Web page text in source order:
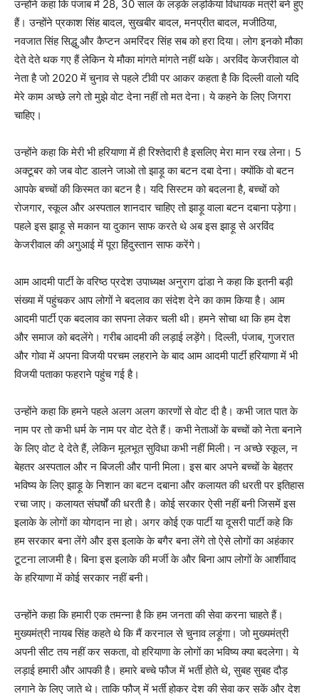
उन्होंने कहा कि पंजाब में 28, 30 साल के लड़के लड़किया विधायक मंत्री बने हुए
हैं। उन्होंने प्रकाश सिंह बादल, सुखबीर बादल, मनप्रीत बादल, मजीठिया,
नवजात सिंह सिद्धु और कैप्टन अमरिंदर सिंह सब को हरा दिया। लोग इनको मौका
देते देते थक गए हैं लेकिन ये मौका मांगते मांगते नहीं थके। अरविंद केजरीवाल वो
नेता है जो 2020 में चुनाव से पहले टीवी पर आकर कहता है कि दिल्ली वालो यदि
मेरे काम अच्छे लगे तो मुझे वोट देना नहीं तो मत देना। ये कहने के लिए जिगरा
चाहिए।
उन्होंने कहा कि मेरी भी हरियाणा में ही रिश्तेदारी है इसलिए मेरा मान रख लेना। 5
अक्टूबर को जब वोट डालने जाओ तो झाड़ू का बटन दबा देना। क्योंकि वो बटन
आपके बच्चों की किस्मत का बटन है। यदि सिस्टम को बदलना है, बच्चों को
रोजगार, स्कूल और अस्पताल शानदार चाहिए तो झाड़ू वाला बटन दबाना पड़ेगा।
पहले इस झाड़ू से मकान या दुकान साफ करते थे अब इस झाड़ू से अरविंद
केजरीवाल की अगुआई में पूरा हिंदुस्तान साफ करेंगे।
आम आदमी पार्टी के वरिष्ठ प्रदेश उपाध्यक्ष अनुराग ढांडा ने कहा कि इतनी बड़ी
संख्या में पहुंचकर आप लोगों ने बदलाव का संदेश देने का काम किया है। आम
आदमी पार्टी एक बदलाव का सपना लेकर चली थी। हमने सोचा था कि हम देश
और समाज को बदलेंगे। गरीब आदमी की लड़ाई लड़ेंगे। दिल्ली, पंजाब, गुजरात
और गोवा में अपना विजयी परचम लहराने के बाद आम आदमी पार्टी हरियाणा में भी
विजयी पताका फहराने पहुंच गई है।
उन्होंने कहा कि हमने पहले अलग अलग कारणों से वोट दी है। कभी जात पात के
नाम पर तो कभी धर्म के नाम पर वोट देते हैं। कभी नेताओं के बच्चों को नेता बनाने
के लिए वोट दे देते हैं, लेकिन मूलभूत सुविधा कभी नहीं मिली। न अच्छे स्कूल, न
बेहतर अस्पताल और न बिजली और पानी मिला। इस बार अपने बच्चों के बेहतर
भविष्य के लिए झाड़ू के निशान का बटन दबाना और कलायत की धरती पर इतिहास
रचा जाए। कलायत संघर्षों की धरती है। कोई सरकार ऐसी नहीं बनी जिसमें इस
इलाके के लोगों का योगदान ना हो। अगर कोई एक पार्टी या दूसरी पार्टी कहे कि
हम सरकार बना लेंगे और इस इलाके के बगैर बना लेंगे तो ऐसे लोगों का अहंकार
टूटना लाजमी है। बिना इस इलाके की मर्जी के और बिना आप लोगों के आर्शीवाद
के हरियाणा में कोई सरकार नहीं बनी।
उन्होंने कहा कि हमारी एक तमन्ना है कि हम जनता की सेवा करना चाहते हैं।
मुख्यमंत्री नायब सिंह कहते थे कि मैं करनाल से चुनाव लड़ूंगा। जो मुख्यमंत्री
अपनी सीट तय नहीं कर सकता, वो हरियाणा के लोगों का भविष्य क्या बदलेगा। ये
लड़ाई हमारी और आपकी है। हमारे बच्चे फौज में भर्ती होते थे, सुबह सुबह दौड़
लगाने के लिए जाते थे। ताकि फौज् में भर्ती होकर देश की सेवा कर सकें और देश